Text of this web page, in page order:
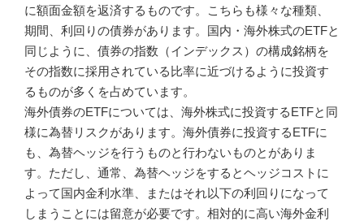
に額面金額を返済するものです。こちらも様々な種類、
期間、利回りの債券があります。国内・海外株式のETFと
同じように、債券の指数（インデックス）の構成銘柄を
その指数に採用されている比率に近づけるように投資す
るものが多くを占めています。
海外債券のETFについては、海外株式に投資するETFと同
様に為替リスクがあります。海外債券に投資するETFに
も、為替ヘッジを行うものと行わないものとがありま
す。ただし、通常、為替ヘッジをするとヘッジコストに
よって国内金利水準、またはそれ以下の利回りになって
しまうことには留意が必要です。相対的に高い海外金利